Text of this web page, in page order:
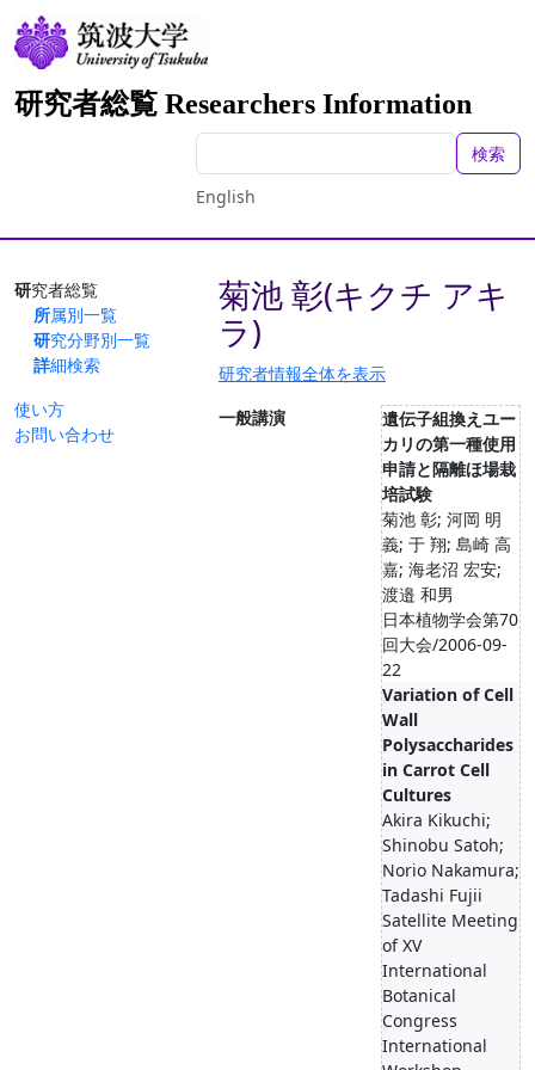
研究者総覧 Researchers Information
検索
English
研究者総覧
所属別一覧
研究分野別一覧
詳細検索
使い方
お問い合わせ
菊池 彰(キクチ アキ
ラ)
研究者情報全体を表示
一般講演
遺伝子組換えユー
カリの第一種使用
申請と隔離ほ場栽
培試験
菊池 彰; 河岡 明
義; 于 翔; 島崎 高
嘉; 海老沼 宏安;
渡邉 和男
日本植物学会第70
回大会/2006-09-
22
Variation of Cell
Wall
Polysaccharides
in Carrot Cell
Cultures
Akira Kikuchi;
Shinobu Satoh;
Norio Nakamura;
Tadashi Fujii
Satellite Meeting
of XV
International
Botanical
Congress
International